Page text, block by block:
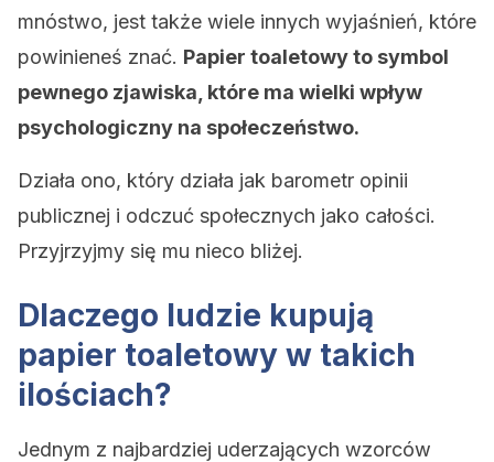
mnóstwo, jest także wiele innych wyjaśnień, które
powinieneś znać. Papier toaletowy to symbol
pewnego zjawiska, które ma wielki wpływ
psychologiczny na społeczeństwo.
Działa ono, który działa jak barometr opinii
publicznej i odczuć społecznych jako całości.
Przyjrzyjmy się mu nieco bliżej.
Dlaczego ludzie kupują
papier toaletowy w takich
ilościach?
Jednym z najbardziej uderzających wzorców